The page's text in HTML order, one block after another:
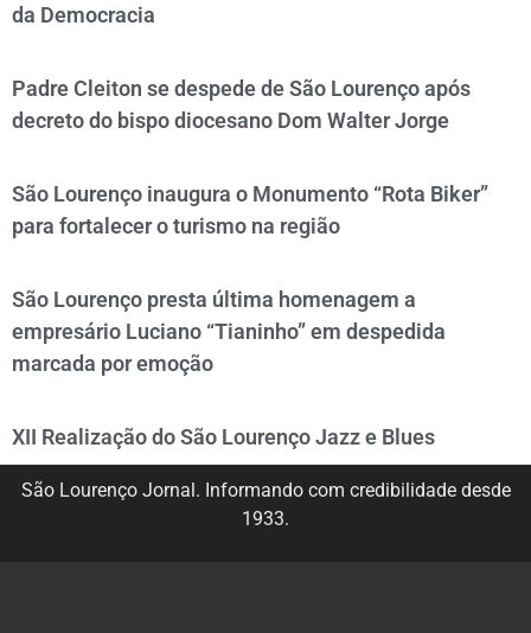
da Democracia
Padre Cleiton se despede de São Lourenço após
decreto do bispo diocesano Dom Walter Jorge
São Lourenço inaugura o Monumento “Rota Biker”
para fortalecer o turismo na região
São Lourenço presta última homenagem a
empresário Luciano “Tianinho” em despedida
marcada por emoção
XII Realização do São Lourenço Jazz e Blues
São Lourenço Jornal. Informando com credibilidade desde
1933.